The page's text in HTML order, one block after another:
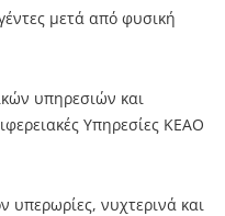
μετά από φυσική
υπηρεσιών και
Υπηρεσίες ΚΕΑΟ
νυχτερινά και